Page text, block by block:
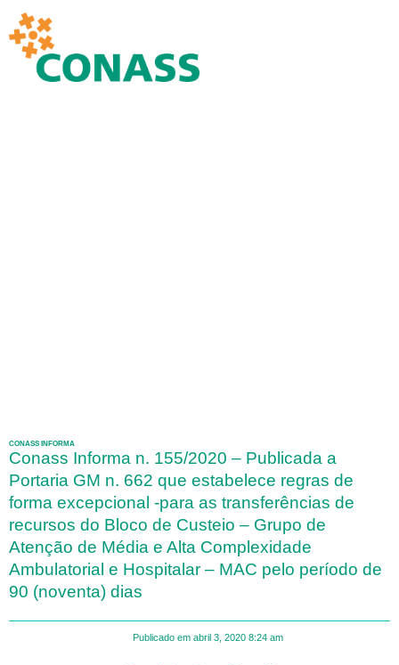
CONASS INFORMA
Conass Informa n. 155/2020 – Publicada a
Portaria GM n. 662 que estabelece regras de
forma excepcional -para as transferências de
recursos do Bloco de Custeio – Grupo de
Atenção de Média e Alta Complexidade
Ambulatorial e Hospitalar – MAC pelo período de
90 (noventa) dias
Publicado em abril 3, 2020 8:24 am